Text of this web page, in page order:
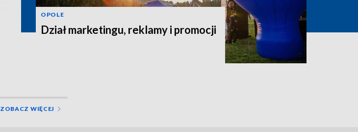
OPOLE
Dział marketingu, reklamy i promocji
ZOBACZ WIĘCEJ